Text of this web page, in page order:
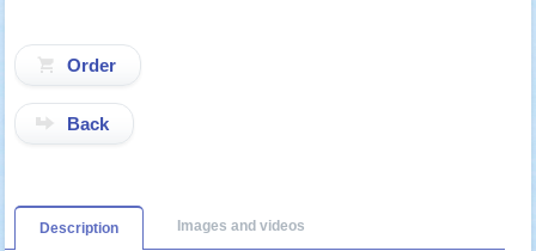
Back
Description Images and videos